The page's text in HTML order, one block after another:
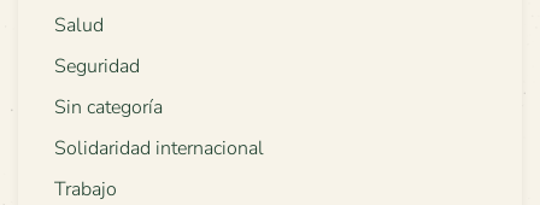
Salud
Seguridad
Sin categoría
Solidaridad internacional
Trabajo